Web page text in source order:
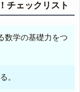
チェックリスト
数学の基礎力をつ
。